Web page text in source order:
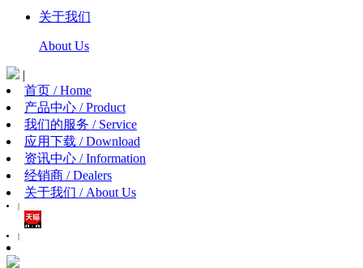
关于我们
About Us
|
首页 / Home
产品中心 / Product
我们的服务 / Service
应用下载 / Download
资讯中心 / Information
经销商 / Dealers
关于我们 / About Us
|
|